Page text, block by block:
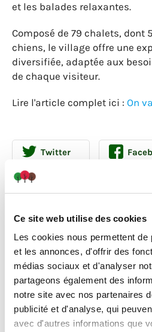
Ce site web utilise des cookies
Les cookies nous permettent de
et les annonces, d'offrir des
médias sociaux et d'analyser
partageons également des
notre site avec nos partenaires
publicité et d'analyse, qui
avec d'autres informations que
et les balades relaxantes.
Composé de 79 chalets, dont
chiens, le village offre une
diversifiée, adaptée aux
de chaque visiteur.
Lire l'article complet ici : On
Twitter